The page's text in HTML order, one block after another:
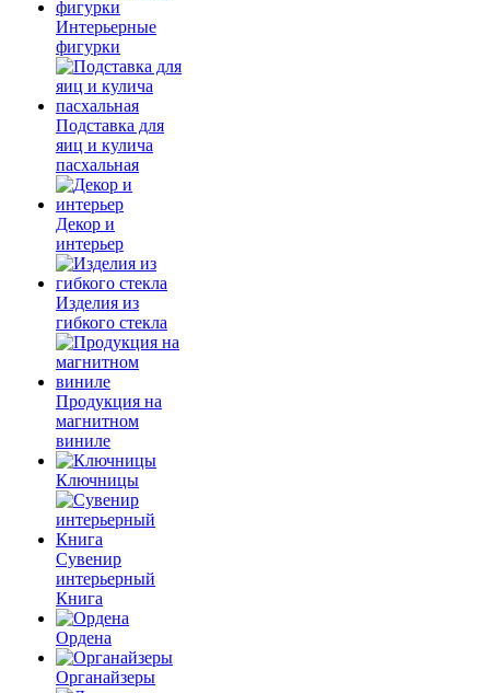
Интерьерные
фигурки
Подставка для
яиц и кулича
пасхальная
Декор и
интерьер
Изделия из
гибкого стекла
Продукция на
магнитном
виниле
Ключницы
Сувенир
интерьерный
Книга
Ордена
Органайзеры